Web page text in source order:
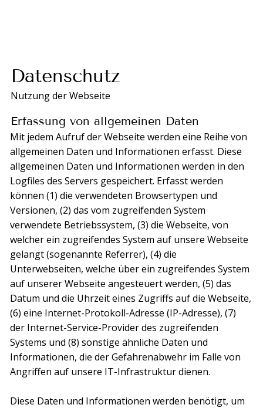
Datenschutz
Nutzung der Webseite
Erfassung von allgemeinen Daten
Mit jedem Aufruf der Webseite werden eine Reihe von
allgemeinen Daten und Informationen erfasst. Diese
allgemeinen Daten und Informationen werden in den
Logfiles des Servers gespeichert. Erfasst werden
können (1) die verwendeten Browsertypen und
Versionen, (2) das vom zugreifenden System
verwendete Betriebssystem, (3) die Webseite, von
welcher ein zugreifendes System auf unsere Webseite
gelangt (sogenannte Referrer), (4) die
Unterwebseiten, welche über ein zugreifendes System
auf unserer Webseite angesteuert werden, (5) das
Datum und die Uhrzeit eines Zugriffs auf die Webseite,
(6) eine Internet-Protokoll-Adresse (IP-Adresse), (7)
der Internet-Service-Provider des zugreifenden
Systems und (8) sonstige ähnliche Daten und
Informationen, die der Gefahrenabwehr im Falle von
Angriffen auf unsere IT-Infrastruktur dienen.
Diese Daten und Informationen werden benötigt, um